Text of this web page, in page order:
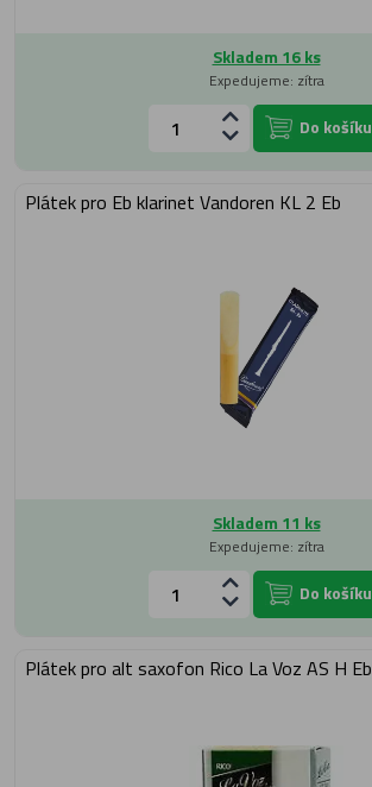
Skladem 16 ks
Expedujeme: zítra
Do košíku
Plátek pro Eb klarinet Vandoren KL 2 Eb
Skladem 11 ks
Expedujeme: zítra
Do košíku
Plátek pro alt saxofon Rico La Voz AS H Eb